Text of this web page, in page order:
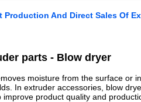
And Direct Sales Of
parts - Blow dryer
moisture from the surface or
In extruder accessories, blow
product quality and